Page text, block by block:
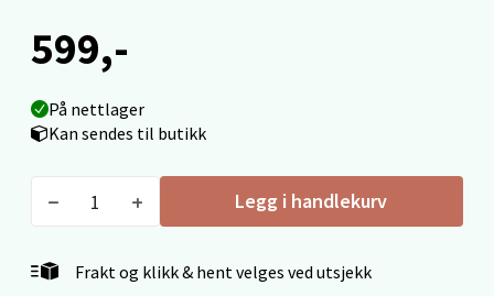
599,-
På nettlager
Kan sendes til butikk
Legg i handlekurv
Frakt og klikk & hent velges ved utsjekk
Molde - Moldetorget
Torget 1, 6413 Molde